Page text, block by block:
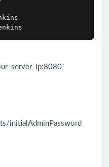
initialAdminPassword